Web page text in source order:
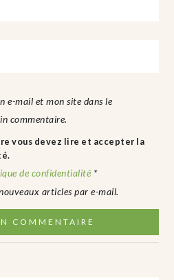
e-mail et mon site dans le
commentaire.
vous devez lire et accepter la
de confidentialité *
articles par e-mail.